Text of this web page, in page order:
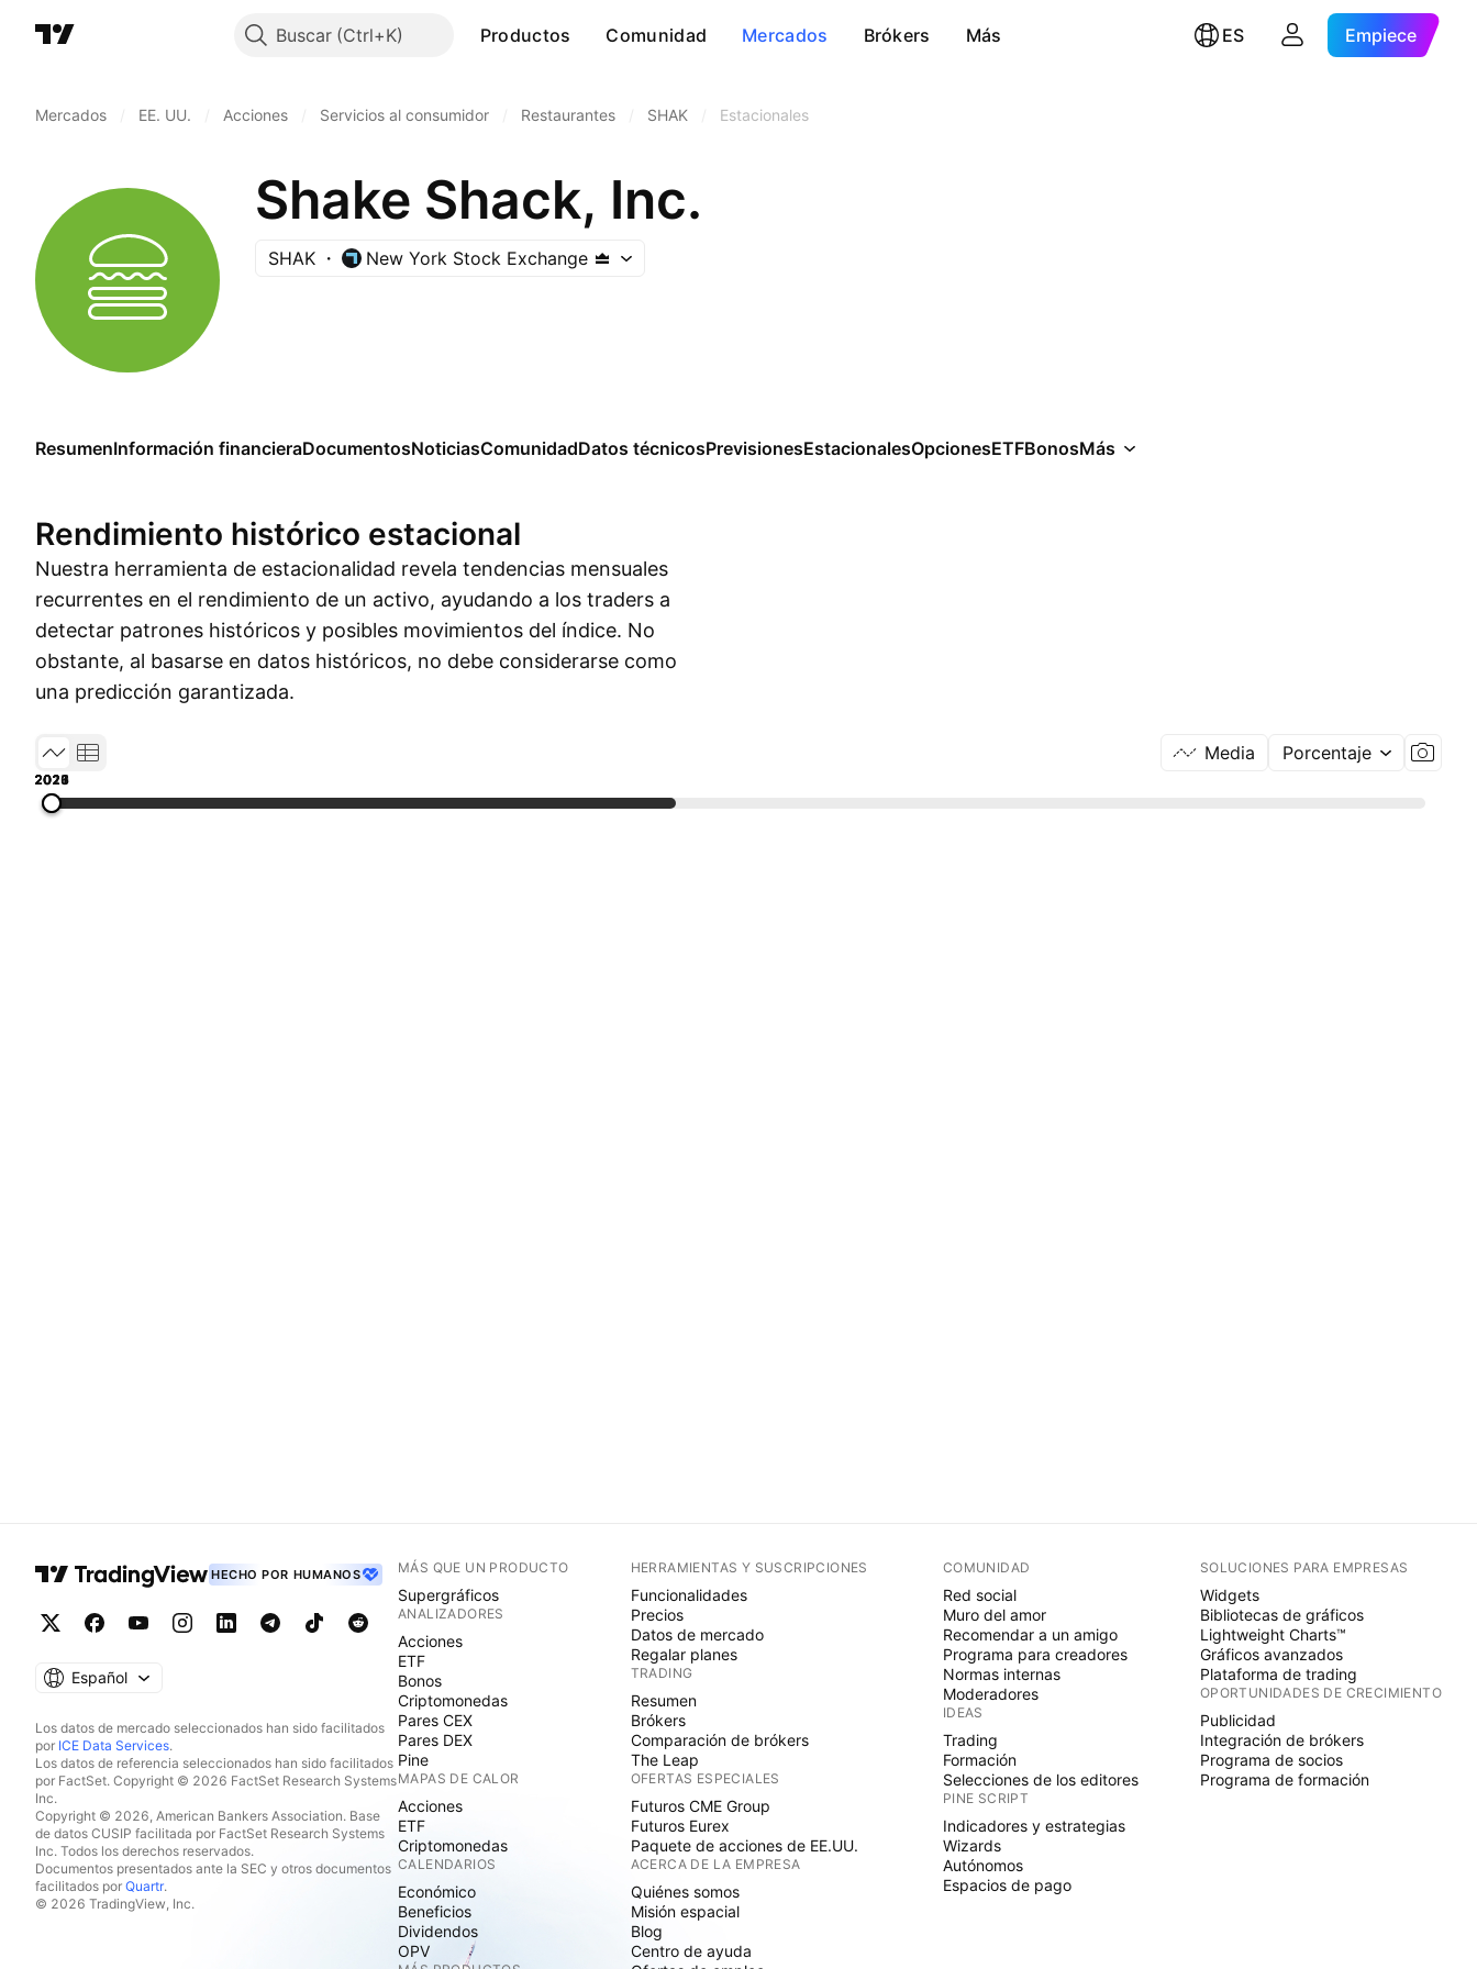
Buscar Productos Comunidad Mercados Brókers Más ES Empiece
Mercados EE. UU. Acciones Servicios al consumidor Restaurantes SHAK Estacionales
Shake Shack, Inc.
SHAK New York Stock Exchange
ResumenInformación financieraDocumentosNoticiasComunidadDatos técnicosPrevisionesEstacionalesOpcionesETFBonosMás
Rendimiento histórico estacional
Nuestra herramienta de estacionalidad revela tendencias mensuales
recurrentes en el rendimiento de un activo, ayudando a los traders a
detectar patrones históricos y posibles movimientos del índice. No
obstante, al basarse en datos históricos, no debe considerarse como
una predicción garantizada.
Media Porcentaje
2015
2017
2019
2021
2023
2026
HECHO POR HUMANOS
Español
Los datos de mercado seleccionados han sido facilitados
por ICE Data Services.
Los datos de referencia seleccionados han sido facilitados
por FactSet. Copyright © 2026 FactSet Research Systems
Inc.
Copyright © 2026, American Bankers Association. Base
de datos CUSIP facilitada por FactSet Research Systems
Inc. Todos los derechos reservados.
Documentos presentados ante la SEC y otros documentos
facilitados por Quartr.
© 2026 TradingView, Inc.
MÁS QUE UN PRODUCTO
Supergráficos
ANALIZADORES
Acciones
ETF
Bonos
Criptomonedas
Pares CEX
Pares DEX
Pine
MAPAS DE CALOR
Acciones
ETF
Criptomonedas
CALENDARIOS
Económico
Beneficios
Dividendos
OPV
HERRAMIENTAS Y SUSCRIPCIONES
Funcionalidades
Precios
Datos de mercado
Regalar planes
TRADING
Resumen
Brókers
Comparación de brókers
The Leap
OFERTAS ESPECIALES
Futuros CME Group
Futuros Eurex
Paquete de acciones de EE.UU.
ACERCA DE LA EMPRESA
Quiénes somos
Misión espacial
Blog
Centro de ayuda
COMUNIDAD
Red social
Muro del amor
Recomendar a un amigo
Programa para creadores
Normas internas
Moderadores
IDEAS
Trading
Formación
Selecciones de los editores
PINE SCRIPT
Indicadores y estrategias
Wizards
Autónomos
Espacios de pago
SOLUCIONES PARA EMPRESAS
Widgets
Bibliotecas de gráficos
Lightweight Charts™
Gráficos avanzados
Plataforma de trading
OPORTUNIDADES DE CRECIMIENTO
Publicidad
Integración de brókers
Programa de socios
Programa de formación